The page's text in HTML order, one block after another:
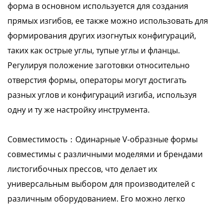
форма в основном используется для создания
прямых изгибов, ее также можно использовать для
формирования других изогнутых конфигураций,
таких как острые углы, тупые углы и фланцы.
Регулируя положение заготовки относительно
отверстия формы, операторы могут достигать
разных углов и конфигураций изгиба, используя
одну и ту же настройку инструмента.
Совместимость：Одинарные V-образные формы
совместимы с различными моделями и брендами
листогибочных прессов, что делает их
универсальным выбором для производителей с
различным оборудованием. Его можно легко